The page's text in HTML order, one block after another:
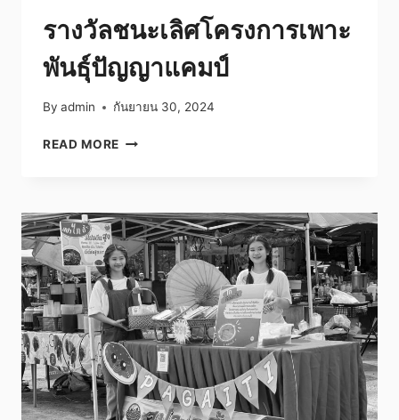
รางวัลชนะเลิศโครงการเพาะ
พันธุ์ปัญญาแคมป์
By admin กันยายน 30, 2024
READ MORE รางวัล
เพาะ
พันธุ์
ปัญญา
แคม
ป์